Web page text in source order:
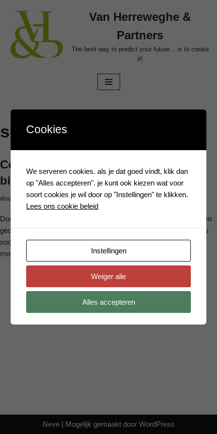
naar
de
inhoud
Van Herreweghe &
Partners
The best way to predict your future... is to create
it!
sociale bijdragen
Corona – steunmaatregelen sociale
bijdragen
door Filip Aelbrecht 22 maart 2020
Door de coronacrisis en de genomen maatregelen kan u misschien
geconfronteerd worden met betalingsmoeilijkheden waardoor u uw
sociale bijdragen niet meteen kan betalen. Welke
mogelijkheden…
Lees verder »
Neve| Mogelijk gemaakt door WordPress
Cookies
We serveren cookies. als je dat goed vindt, klik dan
op "Alles accepteren". je kunt ook kiezen wat voor
soort cookies je wil door op "Instellingen" te klikken.
Lees ons cookie beleid
Instellingen
Weiger alle
Alles accepteren